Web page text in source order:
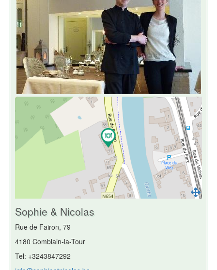
Sophie & Nicolas
Rue de Fairon, 79
4180 Comblain-la-Tour
Tel: +3243847292